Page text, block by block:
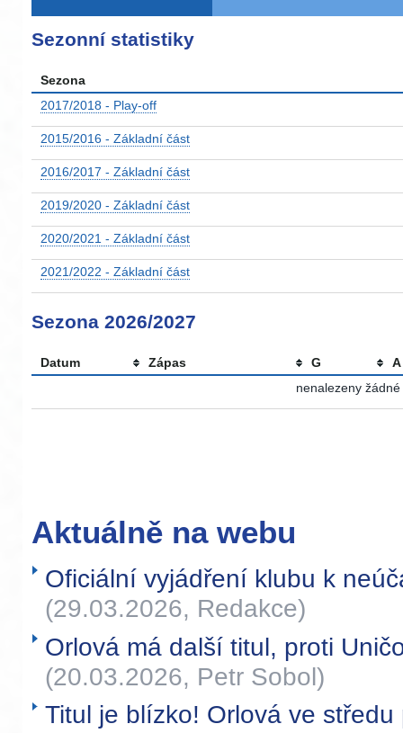
Sezonní statistiky
Sezona
2017/2018 - Play-off
2015/2016 - Základní část
2016/2017 - Základní část
2019/2020 - Základní část
2020/2021 - Základní část
2021/2022 - Základní část
Sezona 2026/2027
Datum Zápas G
A
nenalezeny
Aktuálně na webu
Oficiální vyjádření klubu k
(29.03.2026, Redakce)
Orlová má další titul, proti
(20.03.2026, Petr Sobol)
Titul je blízko! Orlová ve